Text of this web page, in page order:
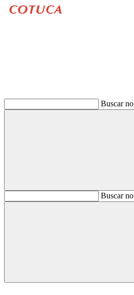
Buscar
BuscarBuscar
Buscar